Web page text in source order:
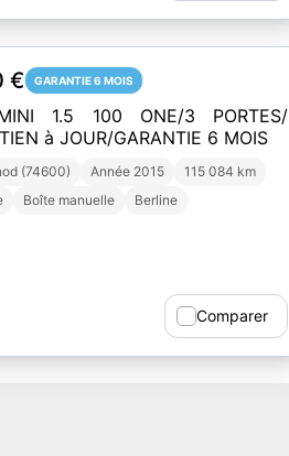
€ GARANTIE 6 MOIS
1.5 100 ONE/3 PORTES/
à JOUR/GARANTIE 6 MOIS
(74600) Année 2015
115 084 km
Boîte manuelle Berline
Comparer